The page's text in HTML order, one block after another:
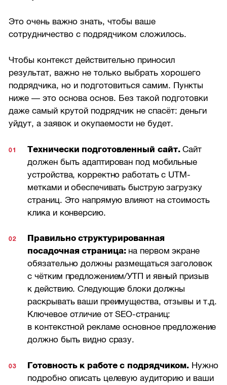
Это очень важно знать, чтобы ваше
сотрудничество с подрядчиком сложилось.
Чтобы контекст действительно приносил
результат, важно не только выбрать хорошего
подрядчика, но и подготовиться самим. Пункты
ниже — это основа основ. Без такой подготовки
даже самый крутой подрядчик не спасёт: деньги
уйдут, а заявок и окупаемости не будет.
Технически подготовленный сайт.Сайт
должен быть адаптирован под мобильные
устройства, корректно работать с UTM-
метками и обеспечивать быструю загрузку
страниц. Это напрямую влияют на стоимость
клика и конверсию.
Правильно структурированная
посадочная страница:на первом экране
обязательно должны размещаться заголовок
с чётким предложением/УТП и явный призыв
к действию. Следующие блоки должны
раскрывать ваши преимущества, отзывы и т.д.
Ключевое отличие от SEO-страниц:
в контекстной рекламе основное предложение
должно быть видно сразу.
Готовность к работе с подрядчиком. Нужно
подробно описать целевую аудиторию и ваши